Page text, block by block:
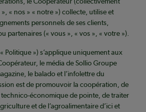
« nos » « notre ») collecte, utilise et
personnels de ses clients,
partenaires (« vous », « vos », « votre »).
Politique ») s’applique uniquement aux
le média de Sollio Groupe
le balado et l’infolettre du
est de promouvoir la coopération, de
économique de pointe, de traiter
et de l’agroalimentaire d’ici et